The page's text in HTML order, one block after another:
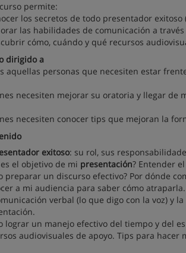
permite:
los secretos de todo presentador
las habilidades de comunicación a
cómo, cuándo y qué recursos
dirigido a
aquellas personas que necesiten estar
necesiten mejorar su oratoria y llegar de
necesiten conocer tips que mejoran la
exitoso: su rol, sus
el objetivo de mi presentación? Entender
preparar un discurso efectivo? Por dónde
a mi audiencia para saber cómo
verbal (lo que digo con la voz) y
lograr un manejo efectivo del tiempo y del
audiovisuales de apoyo. Tips para